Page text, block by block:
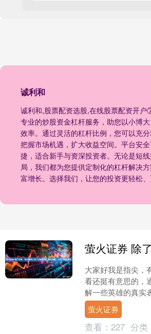
诚利和
诚利和,股票配资选股,在线股票配资开
专业的炒股资金杠杆服务，助您以小博
效率。通过灵活的杠杆比例，您可以充分
把握市场机遇，扩大收益空间。平台安
捷，适合新手与资深投资者。无论是短
局，我们都为您提供定制化的杠杆解决
富增长。选择我们，让您的投资更轻松、
大家好我是指尖，
看还挺有意思的，
解一些英雄的真实
数据都是基于全分
这些并没有什么参
萤火证券
查看： 227 分类